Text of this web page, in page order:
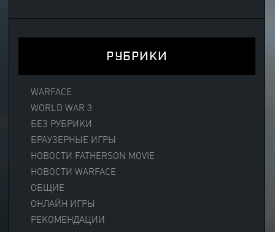
РУБРИКИ
WARFACE
WORLD WAR 3
БЕЗ РУБРИКИ
БРАУЗЕРНЫЕ ИГРЫ
НОВОСТИ FATHERSON MOVIE
НОВОСТИ WARFACE
ОБЩИЕ
ОНЛАЙН ИГРЫ
РЕКОМЕНДАЦИИ